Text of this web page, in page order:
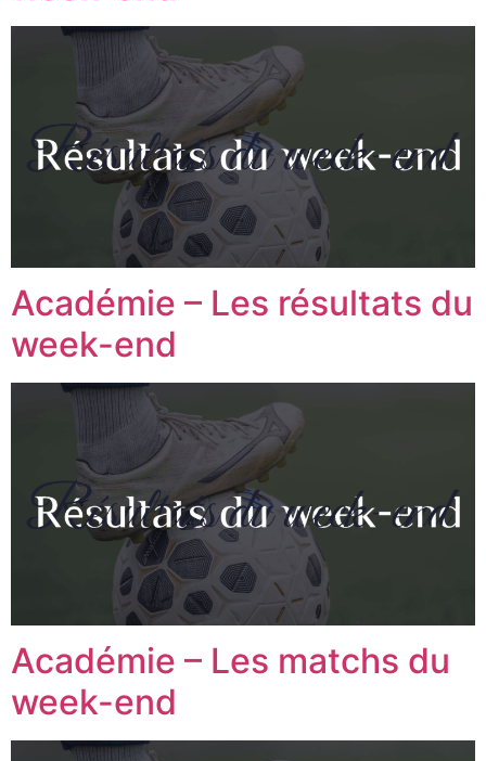
Académie – Les résultats du
week-end
Académie – Les matchs du
week-end